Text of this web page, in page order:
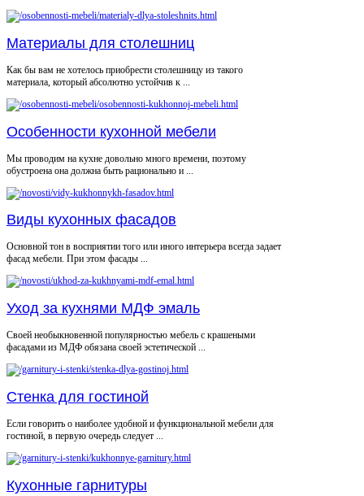
Материалы для столешниц
Как бы вам не хотелось приобрести столешницу из такого
материала, который абсолютно устойчив к ...
Особенности кухонной мебели
Мы проводим на кухне довольно много времени, поэтому
обустроена она должна быть рационально и ...
Виды кухонных фасадов
Основной тон в восприятии того или иного интерьера всегда задает
фасад мебели. При этом фасады ...
Уход за кухнями МДФ эмаль
Своей необыкновенной популярностью мебель с крашеными
фасадами из МДФ обязана своей эстетической ...
Стенка для гостиной
Если говорить о наиболее удобной и функциональной мебели для
гостиной, в первую очередь следует ...
Кухонные гарнитуры